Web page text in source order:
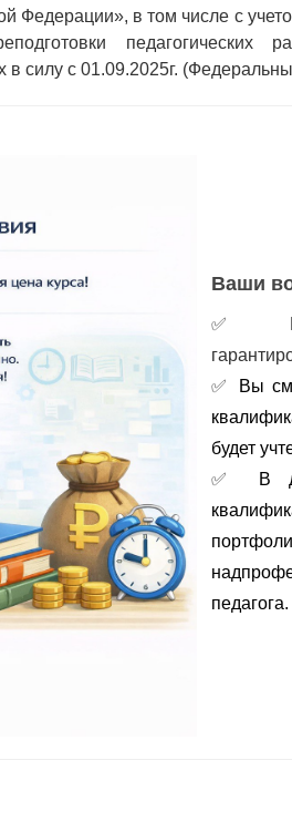
Федерации», в том числе с
педагогических
в силу с 01.09.2025г.
Ваши
✅
✅
Вы
будет
✅
В
педагога.